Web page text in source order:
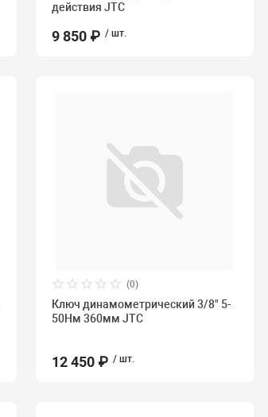
действия JTC
9 850 ₽ / шт.
(0)
Ключ динамометрический 3/8" 5-
50Нм 360мм JTC
12 450 ₽ / шт.